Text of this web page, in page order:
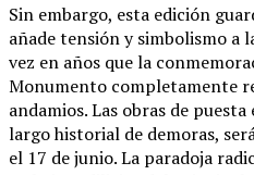
Sin embargo, esta edición
añade tensión y simbolismo
vez en años que la
Monumento completamente
andamios. Las obras de
largo historial de demoras,
el 17 de junio. La paradoja